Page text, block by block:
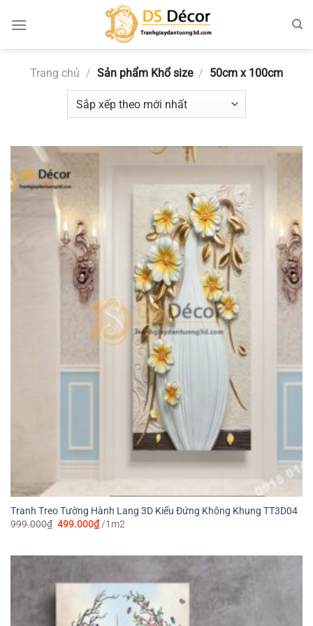
đến
Trang chủ / Sản phẩm Khổ size / 50cm x 100cm
Tranh Treo Tường Hành Lang 3D Kiểu Đứng Không Khung TT3D04
999.000₫ Giá
499.000₫Giá
hiện
/1m2